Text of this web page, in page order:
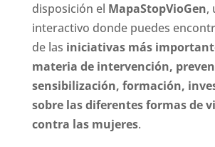
disposición el MapaStopVioGen,
interactivo donde puedes
de las iniciativas más
materia de intervención,
sensibilización, formación,
sobre las diferentes formas de
contra las mujeres.